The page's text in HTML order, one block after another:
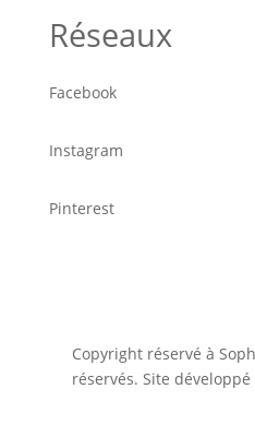
Réseaux
Facebook
Instagram
Pinterest
Copyright réservé à
réservés. Site